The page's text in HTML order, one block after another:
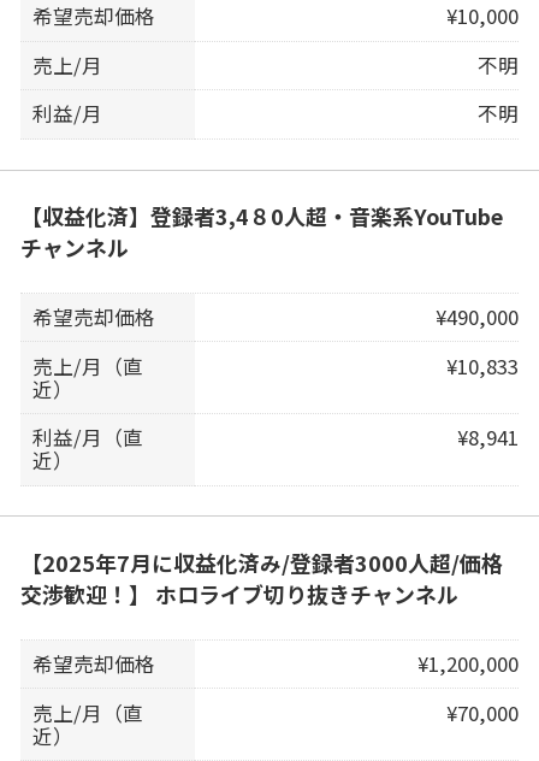
希望売却価格
¥10,000
売上/月
不明
利益/月
不明
【収益化済】登録者3,4８0人超・音楽系YouTube
チャンネル
希望売却価格
¥490,000
売上/月（直
近）
¥10,833
利益/月（直
近）
¥8,941
【2025年7月に収益化済み/登録者3000人超/価格
交渉歓迎！】 ホロライブ切り抜きチャンネル
希望売却価格
¥1,200,000
売上/月（直
近）
¥70,000